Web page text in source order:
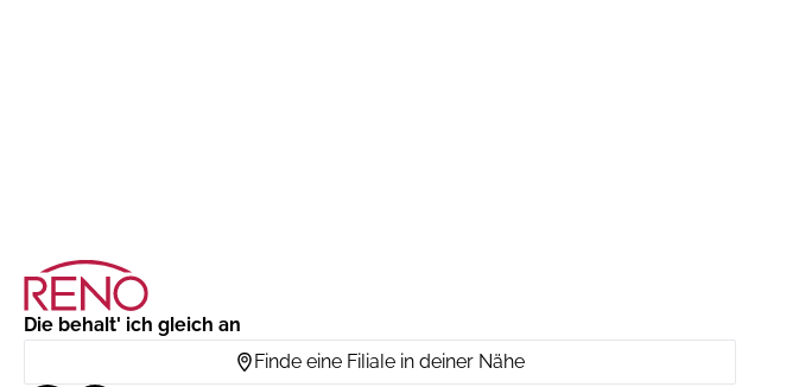
Die behalt' ich gleich an
Finde eine Filiale in deiner Nähe